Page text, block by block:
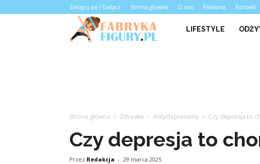
Zaloguj się / Dołącz Strona główna O nas Reklama Kontakt
LIFESTYLE
Strona główna Zdrowie Antydepresanty Czy depresja to
Czy depresja to
Przez Redakcja - 29 marca 2025